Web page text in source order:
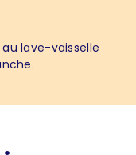
lave-vaisselle